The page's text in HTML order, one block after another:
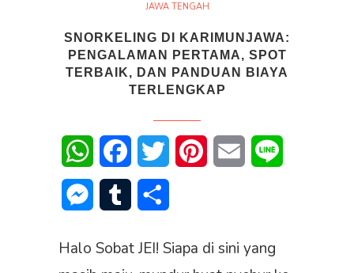
JAWA TENGAH
SNORKELING DI KARIMUNJAWA:
PENGALAMAN PERTAMA, SPOT
TERBAIK, DAN PANDUAN BIAYA
TERLENGKAP
WhatsAppFacebookTwitter PinterestEmail
Messenger
Tumblr
Halo Sobat JEI! Siapa di sini yang